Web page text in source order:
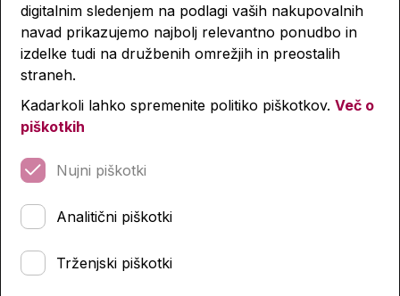
Podobni izdelki
-4 %
-4 %
digitalnim sledenjem na podlagi vaših nakupovalnih
navad prikazujemo najbolj relevantno ponudbo in
izdelke tudi na družbenih omrežjih in preostalih
straneh.
Kadarkoli lahko spremenite politiko piškotkov. Več o
piškotkih
Nujni piškotki
Analitični piškotki
Trženjski piškotki